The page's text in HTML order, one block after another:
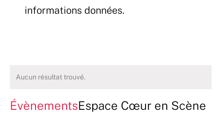
informations données.
Aucun résultat trouvé.
ÉvènementsEspace Cœur en Scène